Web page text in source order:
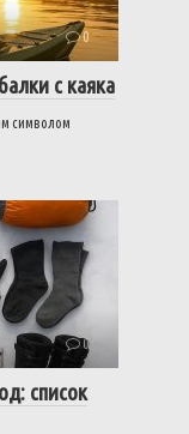
0
с каяка
символом
0
список